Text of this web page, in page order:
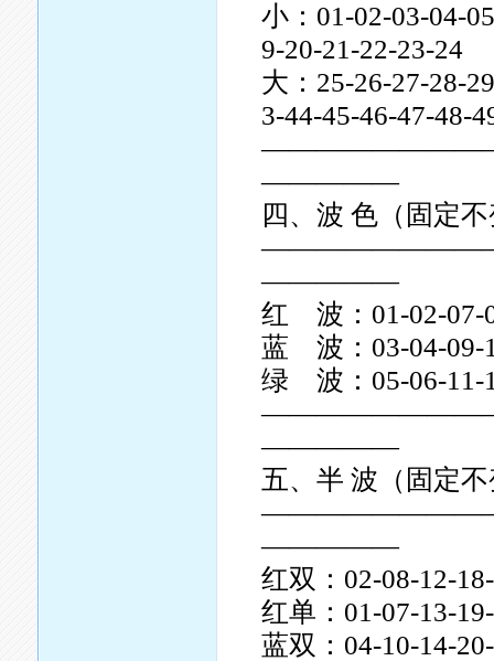
小：01-02-03-04-
9-20-21-22-23-24
大：25-26-27-28-
3-44-45-46-47-48-
—————
四、波 色（固定
—————
红 波：01-02-07-
蓝 波：03-04-09-
绿 波：05-06-11-
—————
五、半 波（固定
—————
红双：02-08-12-
红单：01-07-13-
蓝双：04-10-14-